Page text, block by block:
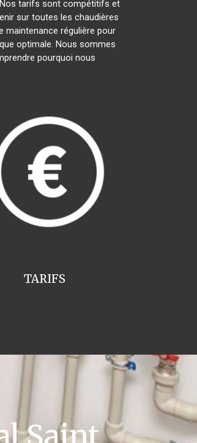
tarifs sont compétitifs et
sur toutes les chaudières
maintenance régulière pour
optimale. Nous sommes
pourquoi nous
TARIFS
Saint